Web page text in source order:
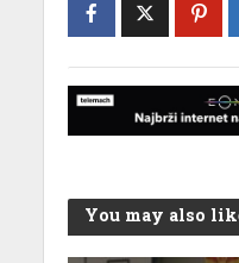
You may also